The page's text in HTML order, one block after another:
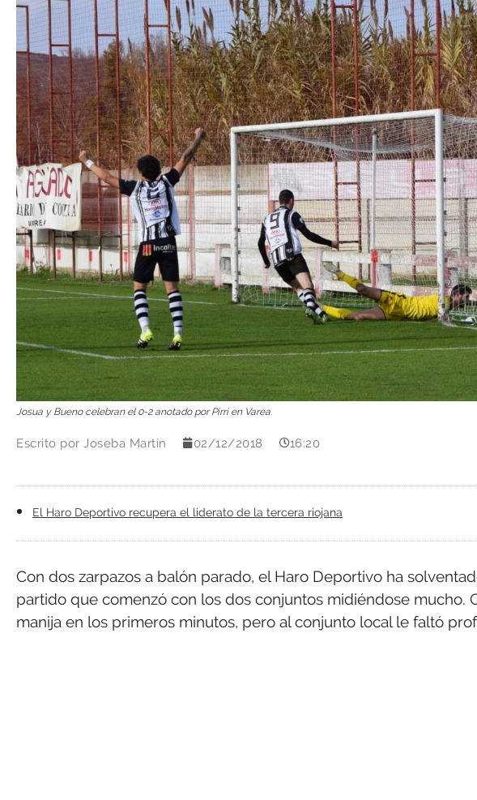
Josua y Bueno celebran el 0-2 anotado por Pirri en Varea.
Escrito por Joseba Martín 02/12/2018 16:20
El Haro Deportivo recupera el liderato de la tercera riojana
Con dos zarpazos a balón parado, el Haro Deportivo ha
partido que comenzó con los dos conjuntos midiéndose mucho.
manija en los primeros minutos, pero al conjunto local le faltó